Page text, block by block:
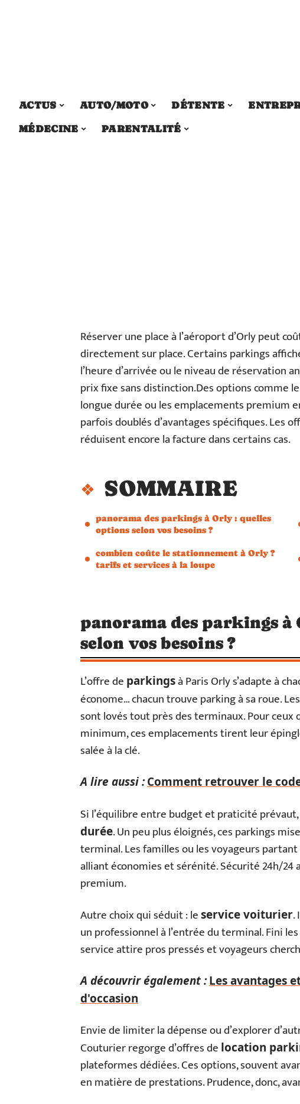
ACTUS AUTO/MOTO DÉTENTE
MÉDECINE
PARENTALITÉ
Réserver une place à l’aéroport d’Orly peut
directement sur place. Certains parkings
l’heure d’arrivée ou le niveau de réservation
prix fixe sans distinction.Des options comme
longue durée ou les emplacements premium
parfois doublés d’avantages spécifiques. Les
réduisent encore la facture dans certains cas.
SOMMAIRE
panorama des parkings à Orly : quelles
options selon vos besoins ?
combien coûte le stationnement à Orly ?
tarifs et services à la loupe
panorama des parkings
selon vos besoins ?
L’offre de parkingsà Paris Orly s’adapte à
économe… chacun trouve parking à sa roue. Les
sont lovés tout près des terminaux. Pour
minimum, ces emplacements tirent leur
salée à la clé.
A lire aussi :Comment retrouver le
Si l’équilibre entre budget et praticité
durée. Un peu plus éloignés, ces parkings
terminal. Les familles ou les voyageurs
alliant économies et sérénité. Sécurité 24h/24
premium.
Autre choix qui séduit : leservice voiturier.
un professionnel à l’entrée du terminal. Fini
service attire pros pressés et voyageurs
A découvrir également :Les avantages
d'occasion
Envie de limiter la dépense ou d’explorer
Couturier regorge d’offres de location
plateformes dédiées. Ces options, souvent
en matière de prestations. Prudence, donc,